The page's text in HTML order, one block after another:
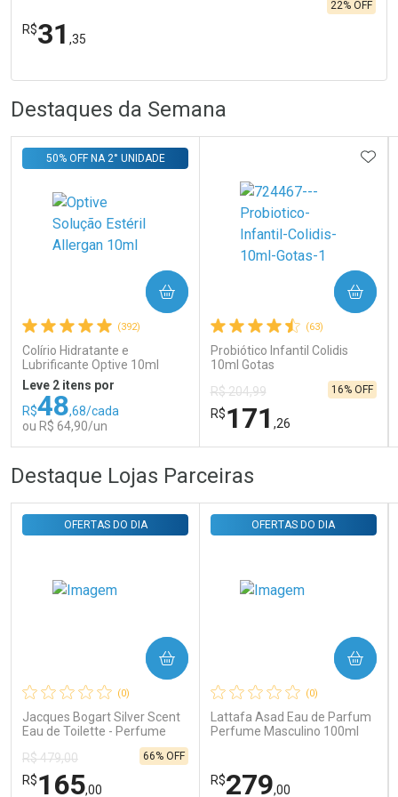
R$31 ,35
22% OFF
Laboratório
Ativar Desconto
Comprar sem Desconto
Por R$ 31,35/cada
Por Menos
Comprar sem Desconto
Por R$ 31,35/cada
Destaques da Semana
(392)
Colírio Hidratante e
Lubrificante Optive 10ml
50% OFF NA 2° UNIDADE
Leve 2 itens por
R$48,68/cada
ou R$ 64,90/un
COMPRAR
FECHAR
Laboratório
Comprar sem Desconto
Por R$ 64,90/cada
FECHAR
Por Menos
Comprar sem Desconto
Por R$ 64,90/cada
(63)
Probiótico Infantil Colidis
10ml Gotas
R$ 204,99
R$171 ,26
16% OFF
COMPRAR
Comprar sem Desconto
Por R$ 171,26/cada
Por Menos
Comprar sem Desconto
Por R$ 171,26/cada
Destaque Lojas Parceiras
(0)
Jacques Bogart Silver Scent
Eau de Toilette - Perfume
OFERTAS DO DIA
R$ 479,00
R$165,00
66% OFF
COMPRAR
(0)
Lattafa Asad Eau de Parfum
Perfume Masculino 100ml
OFERTAS DO DIA
R$279,00
COMPRAR